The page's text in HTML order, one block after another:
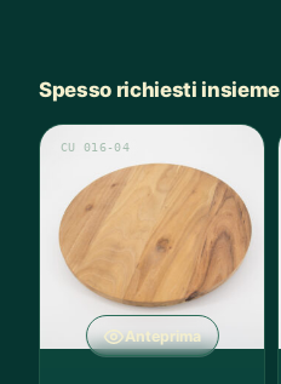
Spesso richiesti insieme
Anteprima
CU 016-04